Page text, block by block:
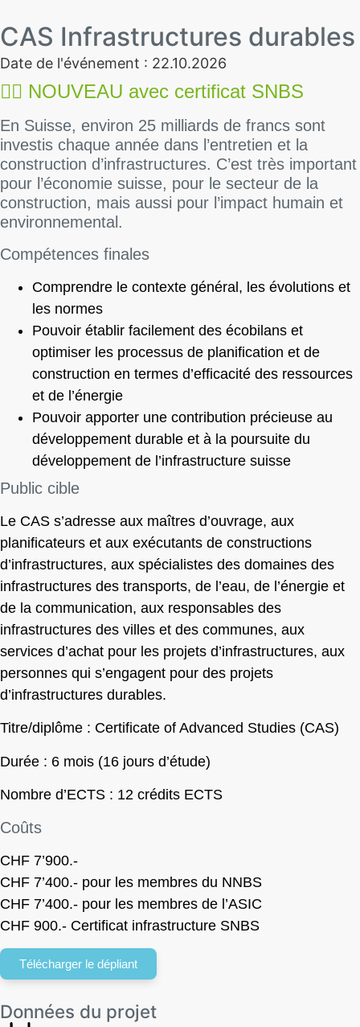
CAS Infrastructures durables
Date de l'événement : 22.10.2026
👉🏻 NOUVEAU avec certificat SNBS
En Suisse, environ 25 milliards de francs sont
investis chaque année dans l’entretien et la
construction d’infrastructures. C’est très important
pour l’économie suisse, pour le secteur de la
construction, mais aussi pour l’impact humain et
environnemental.
Compétences finales
Comprendre le contexte général, les évolutions et
les normes
Pouvoir établir facilement des écobilans et
optimiser les processus de planification et de
construction en termes d’efficacité des ressources
et de l’énergie
Pouvoir apporter une contribution précieuse au
développement durable et à la poursuite du
développement de l’infrastructure suisse
Public cible
Le CAS s’adresse aux maîtres d’ouvrage, aux
planificateurs et aux exécutants de constructions
d’infrastructures, aux spécialistes des domaines des
infrastructures des transports, de l’eau, de l’énergie et
de la communication, aux responsables des
infrastructures des villes et des communes, aux
services d’achat pour les projets d’infrastructures, aux
personnes qui s’engagent pour des projets
d’infrastructures durables.
Titre/diplôme : Certificate of Advanced Studies (CAS)
Durée : 6 mois (16 jours d’étude)
Nombre d’ECTS : 12 crédits ECTS
Coûts
CHF 7’900.-
CHF 7’400.- pour les membres du NNBS
CHF 7’400.- pour les membres de l’ASIC
CHF 900.- Certificat infrastructure SNBS
Télécharger le dépliant
Données du projet